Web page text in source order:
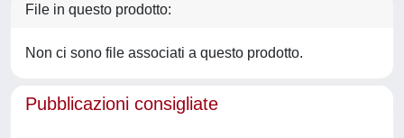
File in questo prodotto:
Non ci sono file associati a questo prodotto.
Pubblicazioni consigliate